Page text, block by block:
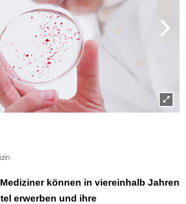
Lightbox
können in viereinhalb Jahren
erwerben und ihre